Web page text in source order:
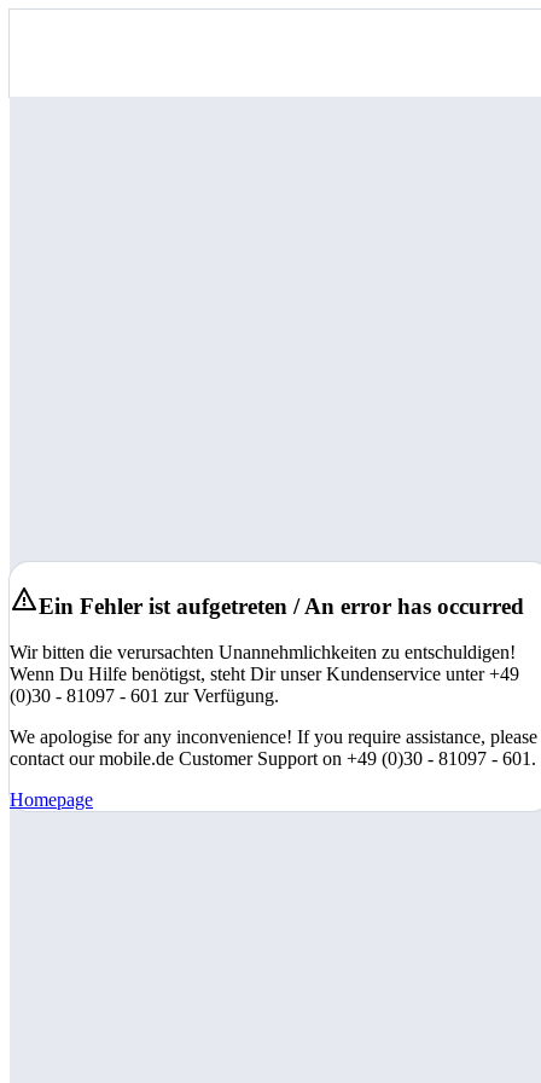
Ein Fehler ist aufgetreten / An error has occurred
Wir bitten die verursachten Unannehmlichkeiten zu entschuldigen!
Wenn Du Hilfe benötigst, steht Dir unser Kundenservice unter +49
(0)30 - 81097 - 601 zur Verfügung.
We apologise for any inconvenience! If you require assistance, please
contact our mobile.de Customer Support on +49 (0)30 - 81097 - 601.
Homepage